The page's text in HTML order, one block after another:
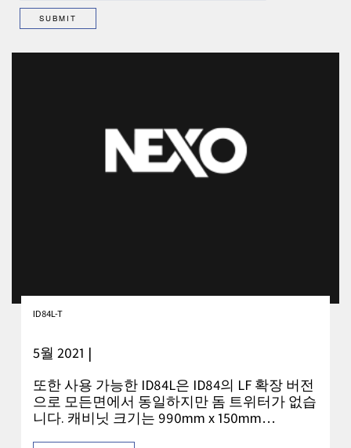
ID84L-T
5월 2021 |
또한 사용 가능한 ID84L은 ID84의 LF 확장 버전
으로 모든면에서 동일하지만 돔 트위터가 없습
니다. 캐비닛 크기는 990mm x 150mm…